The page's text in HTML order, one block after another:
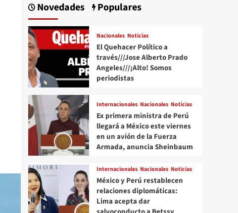
Novedades Populares
Nacionales Noticias
El Quehacer Político a
través///Jose Alberto Prado
Angeles///¡Alto! Somos
periodistas
Internacionales Nacionales Noticias
Ex primera ministra de Perú
llegará a México este viernes
en un avión de la Fuerza
Armada, anuncia Sheinbaum
Internacionales Nacionales Noticias
México y Perú restablecen
relaciones diplomáticas:
Lima acepta dar